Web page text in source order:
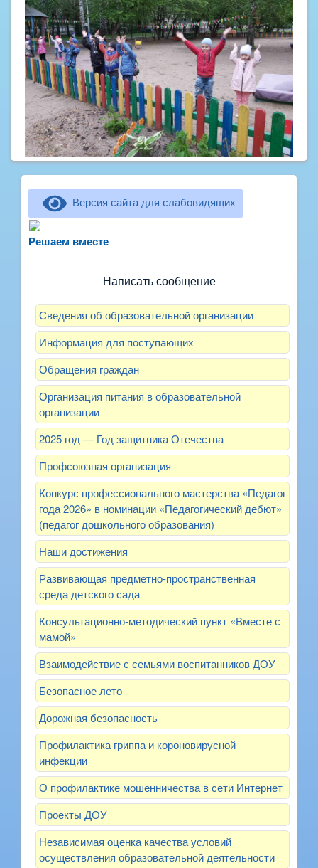
Версия сайта для слабовидящих
Решаем вместерассказать о воспитателях? Знаете, как
Написать сообщение
Сведения об образовательной организации
Информация для поступающих
Обращения граждан
Организация питания в образовательной
организации
2025 год — Год защитника Отечества
Профсоюзная организация
Конкурс профессионального мастерства «Педагог
года 2026» в номинации «Педагогический дебют»
(педагог дошкольного образования)
Наши достижения
Развивающая предметно-пространственная
среда детского сада
Консультационно-методический пункт «Вместе с
мамой»
Взаимодействие с семьями воспитанников ДОУ
Безопасное лето
Дорожная безопасность
Профилактика гриппа и короновирусной
инфекции
О профилактике мошенничества в сети Интернет
Проекты ДОУ
Независимая оценка качества условий
осуществления образовательной деятельности